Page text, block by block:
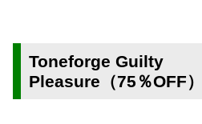
Toneforge Guilty
Pleasure（75％OFF）